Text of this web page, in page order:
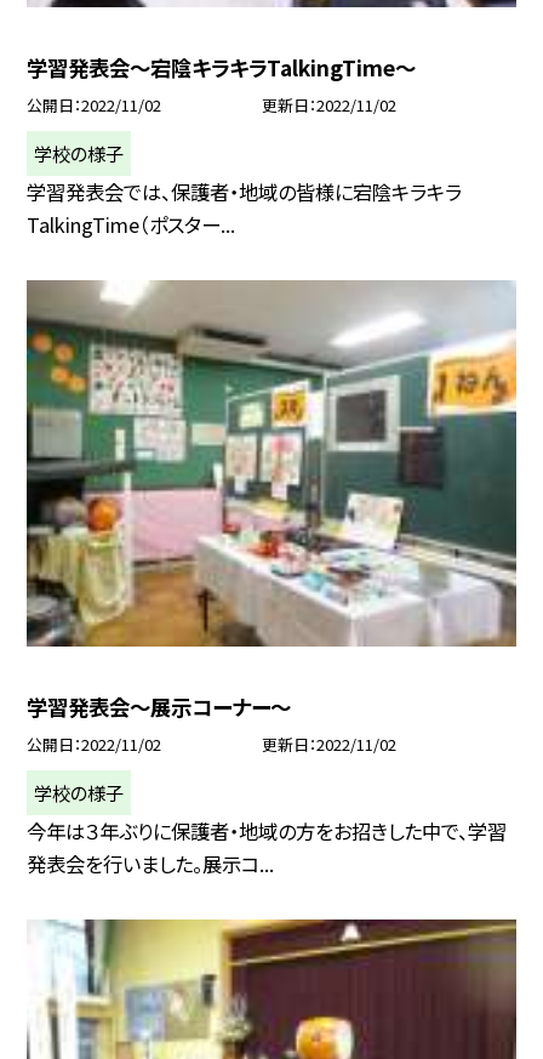
学習発表会〜宕陰キラキラTalkingTime〜
公開日 2022/11/02 更新日 2022/11/02
学校の様子
学習発表会では、保護者・地域の皆様に宕陰キラキラ
TalkingTime（ポスター...
学習発表会〜展示コーナー〜
公開日 2022/11/02 更新日 2022/11/02
学校の様子
今年は３年ぶりに保護者・地域の方をお招きした中で、学習
発表会を行いました。展示コ...